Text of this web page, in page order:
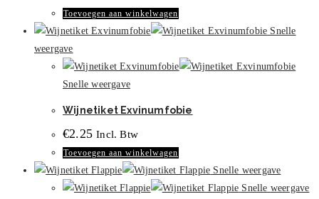
op
de
Toevoegen aan winkelwagen
Snelle
weergave
Snelle weergave
Wijnetiket Exvinumfobie
€2.25 Incl. Btw
Toevoegen aan winkelwagen
Snelle weergave
Snelle weergave